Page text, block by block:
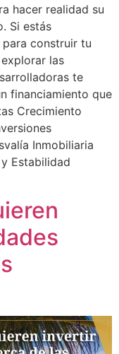
hacer realidad su
Si estás
construir tu
las
te
financiamiento que
Crecimiento
Inmobiliaria
Estabilidad